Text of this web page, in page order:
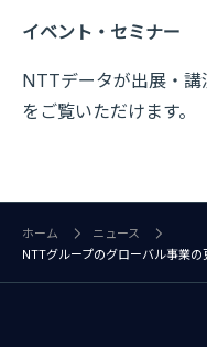
イベント・セミナー
NTTデータが出展・
をご覧いただけます。
ホーム
ニュース
NTTグループのグローバル事業